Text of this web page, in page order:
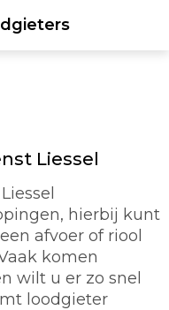
Liessel
hierbij kunt
afvoer of riool
komen
wilt u er zo snel
loodgieter